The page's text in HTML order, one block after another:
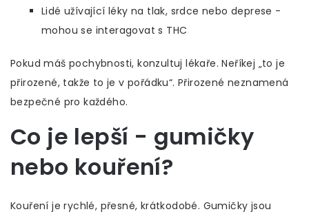
Lidé užívající léky na tlak, srdce nebo deprese -
mohou se interagovat s THC
Pokud máš pochybnosti, konzultuj lékaře. Neříkej „to je
přirozené, takže to je v pořádku“. Přirozené neznamená
bezpečné pro každého.
Co je lepší - gumičky
nebo kouření?
Kouření je rychlé, přesné, krátkodobé. Gumičky jsou